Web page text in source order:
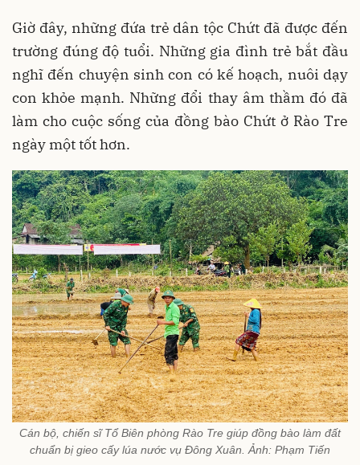
Giờ đây, những đứa trẻ dân tộc Chứt đã được đến
trường đúng độ tuổi. Những gia đình trẻ bắt đầu
nghĩ đến chuyện sinh con có kế hoạch, nuôi dạy
con khỏe mạnh. Những đổi thay âm thầm đó đã
làm cho cuộc sống của đồng bào Chứt ở Rào Tre
ngày một tốt hơn.
Cán bộ, chiến sĩ Tổ Biên phòng Rào Tre giúp đồng bào làm đất
chuẩn bị gieo cấy lúa nước vụ Đông Xuân. Ảnh: Phạm Tiến